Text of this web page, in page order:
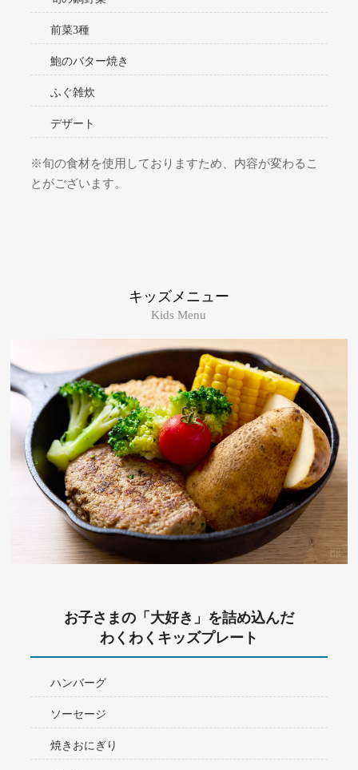
前菜3種
鮑のバター焼き
ふぐ雑炊
デザート
※旬の食材を使用しておりますため、内容が変わるこ
とがございます。
キッズメニュー
Kids Menu
お子さまの「大好き」を詰め込んだ
わくわくキッズプレート
ハンバーグ
ソーセージ
焼きおにぎり